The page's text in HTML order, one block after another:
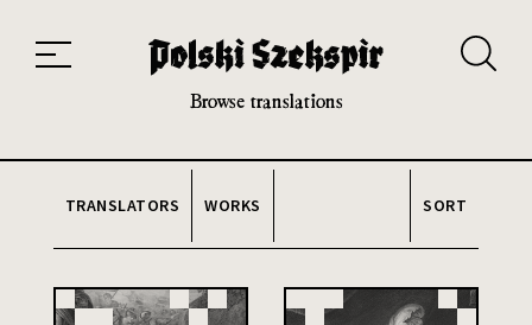
20th and 21st century module
Browse translations
TRANSLATORS WORKS SORT